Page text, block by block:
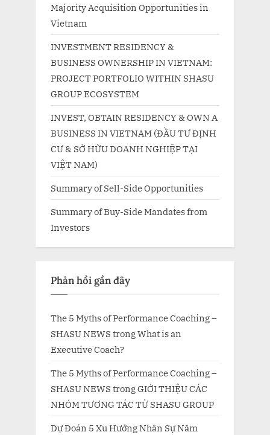
Majority Acquisition Opportunities in
Vietnam
INVESTMENT RESIDENCY &
BUSINESS OWNERSHIP IN VIETNAM:
PROJECT PORTFOLIO WITHIN SHASU
GROUP ECOSYSTEM
INVEST, OBTAIN RESIDENCY & OWN A
BUSINESS IN VIETNAM (ĐẦU TƯ ĐỊNH
CƯ & SỞ HỮU DOANH NGHIỆP TẠI
VIỆT NAM)
Summary of Sell-Side Opportunities
Summary of Buy-Side Mandates from
Investors
Phản hồi gần đây
The 5 Myths of Performance Coaching –
SHASU NEWS trongWhat is an
Executive Coach?
The 5 Myths of Performance Coaching –
SHASU NEWS trongGIỚI THIỆU CÁC
NHÓM TƯƠNG TÁC TỪ SHASU GROUP
Dự Đoán 5 Xu Hướng Nhân Sự Năm